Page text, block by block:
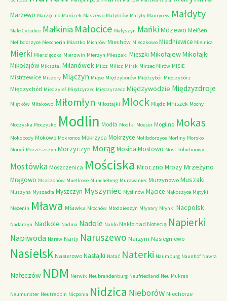
Marzewo Marzęcino Marózek Maszewo Matyldów Matyty Maurycew Małdyty
Małe Cybulice Małkinia Małocice Małyszyn MańkiMdzewo Meißen
Melibdorzyce Mescherin Miastko Michrów Miechów Mieczkowo Miedniewice Mielnica
Mierki Mierziączka Mierzwin Mierzyn Mieszaki Mieszki MikołajewMikołajki
Mikołajów Miksztal Milanówek Milcz Milicz Mirsk Mirzec Mirów MISIE
Mistrzewice Miszory Miączyn Miąse Międzyborów Międzybór Międzybórz
Międzychód Międzyleś Międzyrzec Międzyrzecz Międzywodzie Międzyzdroje
Miętków Miłakowo Miłomłyn Miłostajki Mlock Mlądz Mniszek Mochy
Moczyska Moczysko Modlin Modła Modłki Moeser Mogilno Mokas
Mokobody Mokowo Mokronos Mokrzyca Mokrzyce Molibdorzyce Morliny Morsko
Moryń Morzeszczyn Morzyczyn MorągMosina Mostowo Most Południowy
Mostówka Moszczenica Mościska Mroczno Mrozy Mrzeżyno
Mrągowo Mszczonów Muellrose Muncheberg Murowaniec Murzynowo Muszaki
Muszyna Myszadła Myszczyn Myszyniec Myślinów Mącice Mąkoszyce Mątyki
Mężenin Mława Mławka Młochów Młodzieszyn Młynary Młynki Nacpolsk
Nadarzyn Nadkole Nadma Nadole Nakło Nakło nad Notecią Napierki
Napiwoda Narew Narty Naruszewo Narzym Nasiegniewo
Nasielsk Nasierowo Nastajki Natać Naterki Naumburg Naunhof Nawra
Nałęczów NDM Nerwik Neubrandenburg Neufriedland Neu Mukran
Neumunster Neutrebbin Nicponia Nidzica Nieborów Niechorze